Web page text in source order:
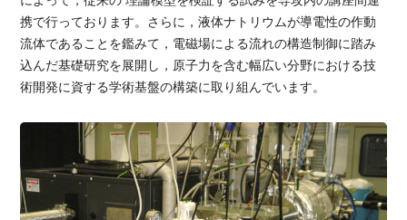
携で行っております。さらに，液体ナトリウムが導電性の作動
流体であることを鑑みて，電磁場による流れの構造制御に踏み
込んだ基礎研究を展開し，原子力を含む幅広い分野における技
術開発に資する学術基盤の構築に取り組んでいます。